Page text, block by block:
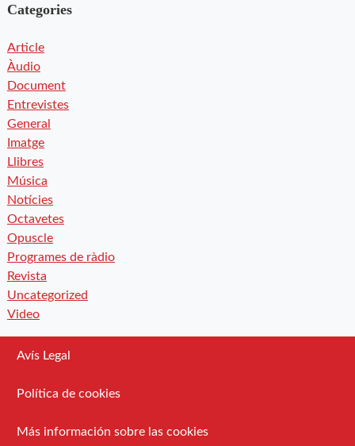
Categories
Article
Àudio
Document
Entrevistes
General
Imatge
Llibres
Música
Notícies
Octavetes
Opuscle
Programes de ràdio
Revista
Uncategorized
Video
Avís Legal
Política de cookies
Más información sobre las cookies